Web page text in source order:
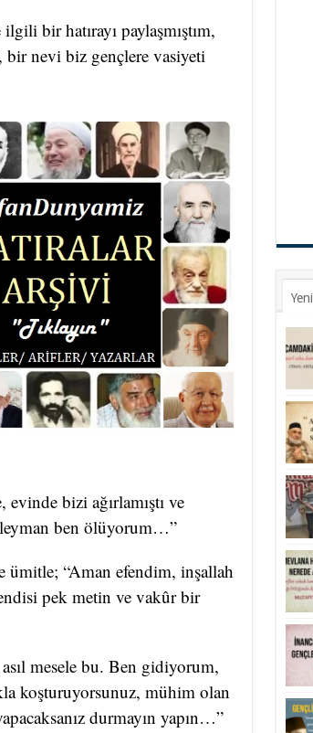
bir hatırayı paylaşmıştım,
bir nevi biz gençlere vasiyeti
bizi ağırlamıştı ve
ben ölüyorum…”
ümitle; “Aman efendim, inşallah
pek metin ve vakûr bir
mesele bu. Ben gidiyorum,
koşturuyorsunuz, mühim olan
durmayın yapın…”
Yeni